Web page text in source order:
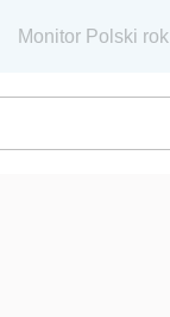
Monitor Polski